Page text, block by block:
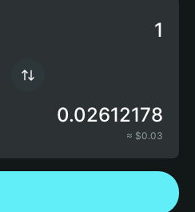
0.02612178
≈ $0.03